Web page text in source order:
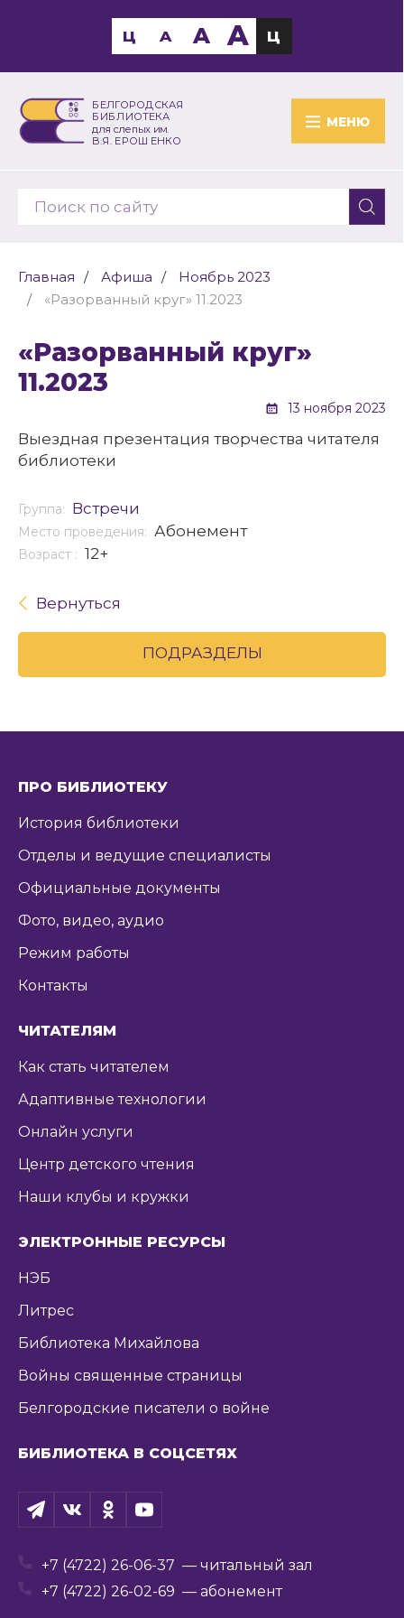
БЕЛГОРОДСКАЯ
БИБЛИОТЕКА
для слепых им.
В.Я. ЕРОШЕНКО
МЕНЮ
Ц A A A Ц
Главная Афиша
Ноябрь 2023
«Разорванный круг» 11.2023
«Разорванный круг»
11.2023
13 ноября 2023
Выездная презентация творчества читателя
библиотеки
Группа: Встречи
Место проведения: Абонемент
Возраст : 12+
Вернуться
ПОДРАЗДЕЛЫ
ПРО БИБЛИОТЕКУ
История библиотеки
Отделы и ведущие специалисты
Официальные документы
Фото, видео, аудио
Режим работы
Контакты
ЧИТАТЕЛЯМ
Как стать читателем
Адаптивные технологии
Онлайн услуги
Центр детского чтения
Наши клубы и кружки
ЭЛЕКТРОННЫЕ РЕСУРСЫ
НЭБ
Литрес
Библиотека Михайлова
Войны священные страницы
Белгородские писатели о войне
БИБЛИОТЕКА В СОЦСЕТЯХ
+7 (4722) 26-06-37 — читальный зал
+7 (4722) 26-02-69 — абонемент